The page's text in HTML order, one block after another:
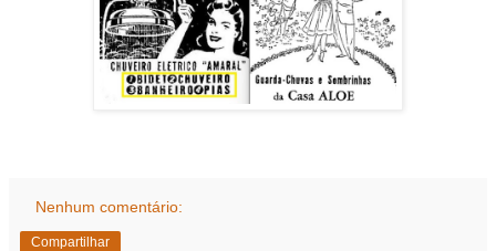
Nenhum comentário:
Compartilhar